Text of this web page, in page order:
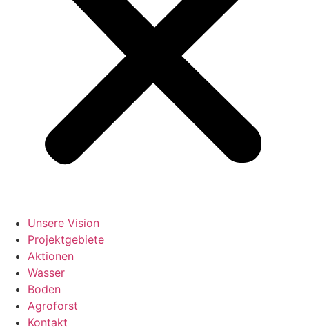
Unsere Vision
Projektgebiete
Aktionen
Wasser
Boden
Agroforst
Kontakt